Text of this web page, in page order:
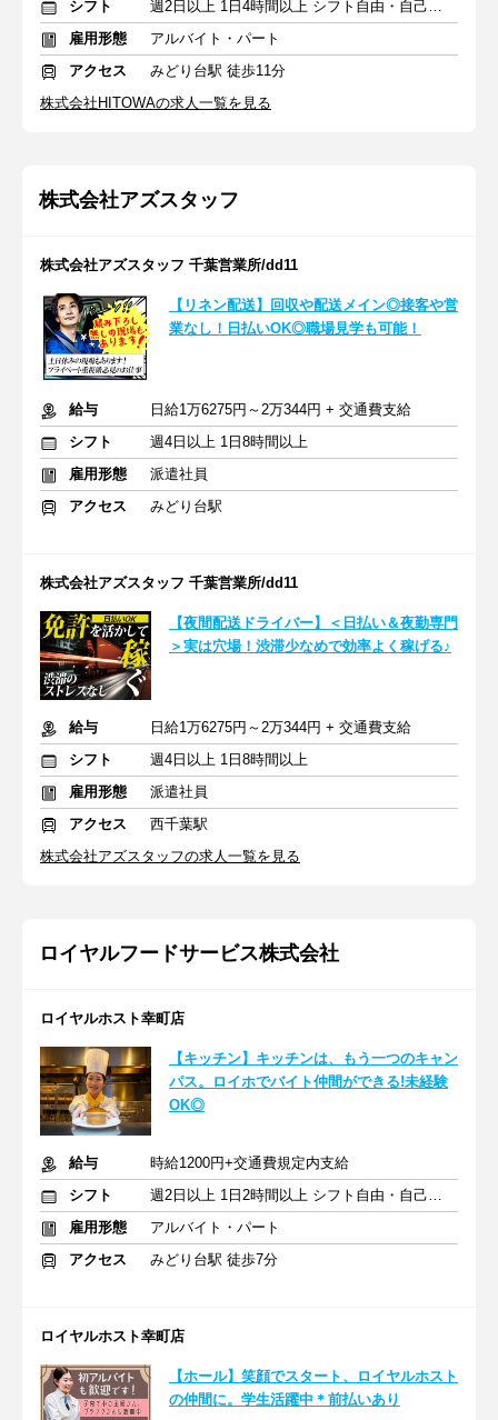
シフト
週2日以上 1日4時間以上 シフト自由・自己申告
雇用形態
アルバイト・パート
アクセス
みどり台駅 徒歩11分
株式会社HITOWAの求人一覧を見る
株式会社アズスタッフ
株式会社アズスタッフ 千葉営業所/dd11
【リネン配送】回収や配送メイン◎接客や営
業なし！日払いOK◎職場見学も可能！
給与
日給1万6275円～2万344円 + 交通費支給
シフト
週4日以上 1日8時間以上
雇用形態
派遣社員
アクセス
みどり台駅
株式会社アズスタッフ 千葉営業所/dd11
【夜間配送ドライバー】＜日払い＆夜勤専門
＞実は穴場！渋滞少なめで効率よく稼げる♪
給与
日給1万6275円～2万344円 + 交通費支給
シフト
週4日以上 1日8時間以上
雇用形態
派遣社員
アクセス
西千葉駅
株式会社アズスタッフの求人一覧を見る
ロイヤルフードサービス株式会社
ロイヤルホスト幸町店
【キッチン】キッチンは、もう一つのキャン
パス。ロイホでバイト仲間ができる!未経験
OK◎
給与
時給1200円+交通費規定内支給
シフト
週2日以上 1日2時間以上 シフト自由・自己申告
雇用形態
アルバイト・パート
アクセス
みどり台駅 徒歩7分
ロイヤルホスト幸町店
【ホール】笑顔でスタート、ロイヤルホスト
の仲間に。学生活躍中＊前払いあり